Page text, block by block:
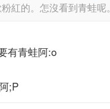
紅的。怎沒看到青蛙呢。
有青蛙阿:o
;P